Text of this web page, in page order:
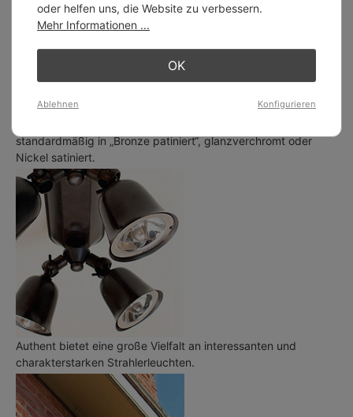
standardmäßig in „Bronze patiniert“, glanzverchromt oder
Nickel satiniert.
Authent bietet eine große Vielfalt an interessanten und
charakterstarken Strahlerleuchten.
oder helfen uns, die Website zu verbessern.
Mehr Informationen ...
OK
Ablehnen Konfigurieren